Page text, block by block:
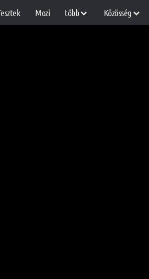
Mozi több Közösség